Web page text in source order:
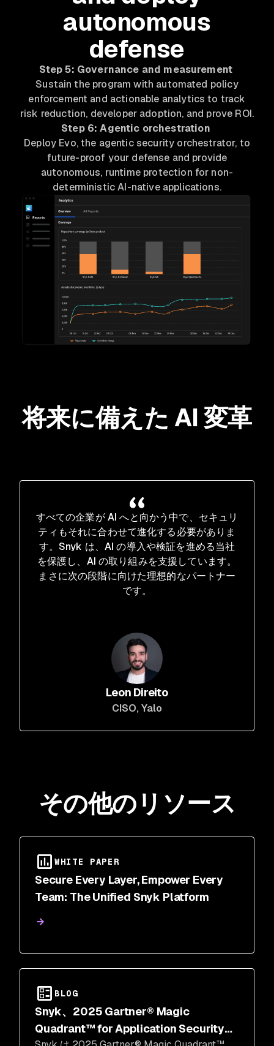
autonomous
defense
Step 5: Governance and measurement
Sustain the program with automated policy
enforcement and actionable analytics to track
risk reduction, developer adoption, and prove ROI.
Step 6: Agentic orchestration
Deploy Evo, the agentic security orchestrator, to
future-proof your defense and provide
autonomous, runtime protection for non-
deterministic AI-native applications.
将来に備えた AI 変革
すべての企業が AI へと向かう中で、セキュリ
ティもそれに合わせて進化する必要がありま
す。Snyk は、AI の導入や検証を進める当社
を保護し、AI の取り組みを支援しています。
まさに次の段階に向けた理想的なパートナー
です。
Leon Direito
CISO, Yalo
その他のリソース
WHITE PAPER
Secure Every Layer, Empower Every
Team: The Unified Snyk Platform
BLOG
Snyk、2025 Gartner® Magic
Quadrant™ for Application Security